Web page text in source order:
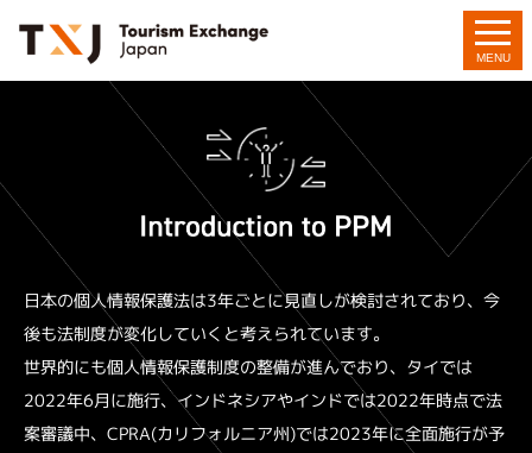
MENU
個人情報保護対策サービス
日本の個人情報保護法は3年ごとに見直しが検討されており、今
後も法制度が変化していくと考えられています。
世界的にも個人情報保護制度の整備が進んでおり、タイでは
2022年6月に施行、インドネシアやインドでは2022年時点で法
案審議中、CPRA(カリフォルニア州)では2023年に全面施行が予